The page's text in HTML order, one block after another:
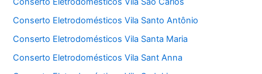
Conserto Eletrodomésticos Vila Santo Antônio
Conserto Eletrodomésticos Vila Santa Maria
Conserto Eletrodomésticos Vila Sant Anna